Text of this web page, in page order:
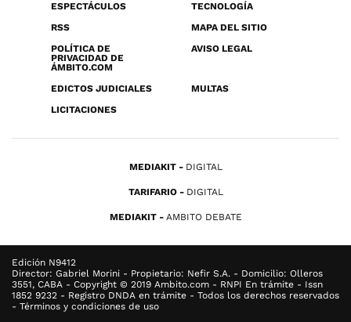
ESPECTÁCULOS
TECNOLOGÍA
RSS
MAPA DEL SITIO
POLÍTICA DE
PRIVACIDAD DE
ÁMBITO.COM
AVISO LEGAL
EDICTOS JUDICIALES
MULTAS
LICITACIONES
MEDIAKIT DIGITAL
TARIFARIO DIGITAL
MEDIAKIT AMBITO DEBATE
Edición N9412
Director: Gabriel Morini - Propietario: Nefir S.A. - Domicilio: Olleros
3551, CABA - Copyright © 2019 Ambito.com - RNPI En trámite - Issn
1852 9232 - Registro DNDA en trámite - Todos los derechos reservados
- Términos y condiciones de uso